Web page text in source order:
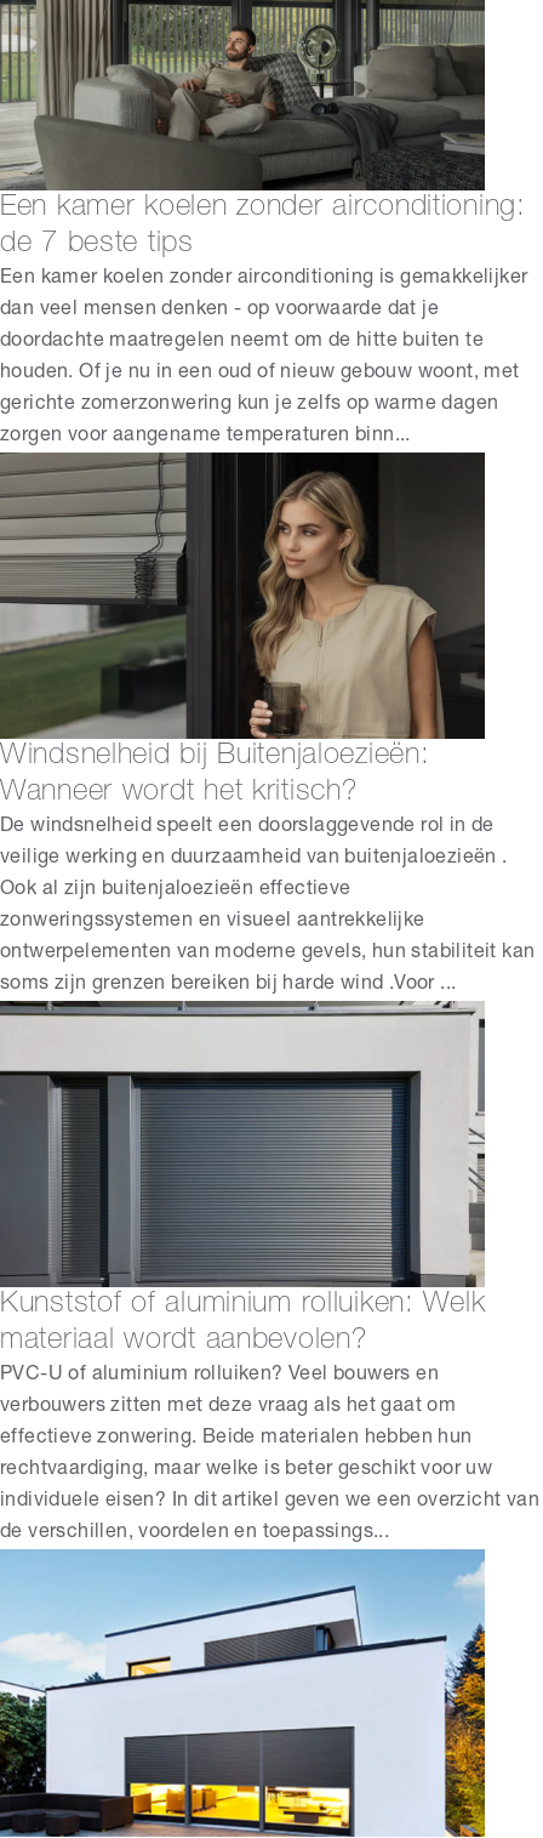
Een kamer koelen zonder airconditioning:
de 7 beste tips
Een kamer koelen zonder airconditioning is gemakkelijker
dan veel mensen denken - op voorwaarde dat je
doordachte maatregelen neemt om de hitte buiten te
houden. Of je nu in een oud of nieuw gebouw woont, met
gerichte zomerzonwering kun je zelfs op warme dagen
zorgen voor aangename temperaturen binn...
Windsnelheid bij Buitenjaloezieën:
Wanneer wordt het kritisch?
De windsnelheid speelt een doorslaggevende rol in de
veilige werking en duurzaamheid van buitenjaloezieën .
Ook al zijn buitenjaloezieën effectieve
zonweringssystemen en visueel aantrekkelijke
ontwerpelementen van moderne gevels, hun stabiliteit kan
soms zijn grenzen bereiken bij harde wind .Voor ...
Kunststof of aluminium rolluiken: Welk
materiaal wordt aanbevolen?
PVC-U of aluminium rolluiken? Veel bouwers en
verbouwers zitten met deze vraag als het gaat om
effectieve zonwering. Beide materialen hebben hun
rechtvaardiging, maar welke is beter geschikt voor uw
individuele eisen? In dit artikel geven we een overzicht van
de verschillen, voordelen en toepassings...